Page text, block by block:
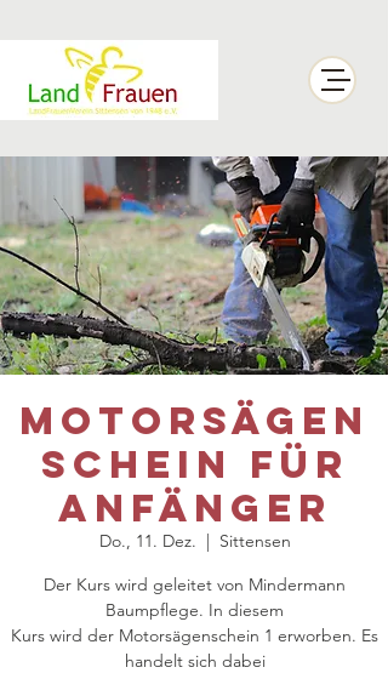
Motorsägen
schein für
Anfänger
Do., 11. Dez.
  |
Sittensen
Der Kurs wird geleitet von Mindermann
Baumpflege. In diesem
Kurs wird der Motorsägenschein 1 erworben. Es
handelt sich dabei